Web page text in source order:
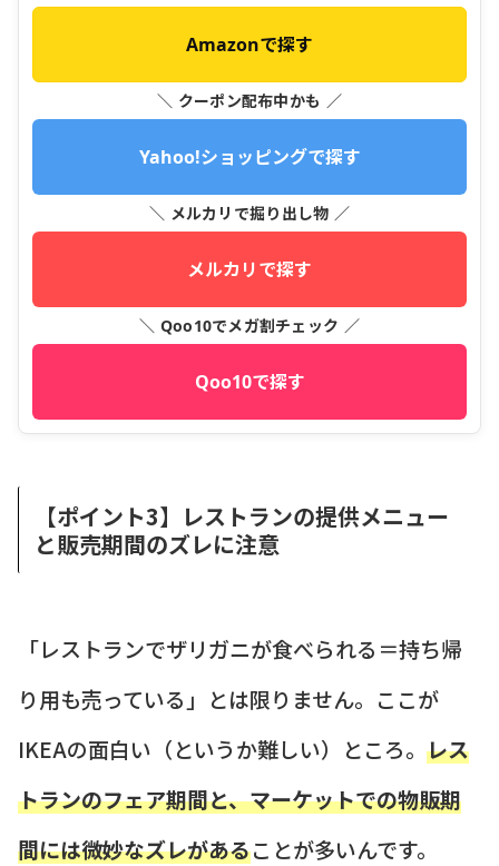
Amazonで探す
＼ クーポン配布中かも ／
Yahoo!ショッピングで探す
＼ メルカリで掘り出し物 ／
メルカリで探す
＼ Qoo10でメガ割チェック ／
Qoo10で探す
【ポイント3】レストランの提供メニュー
と販売期間のズレに注意
「レストランでザリガニが食べられる＝持ち帰
り用も売っている」とは限りません。ここが
IKEAの面白い（というか難しい）ところ。 レス
トランのフェア期間と、マーケットでの物販期
間には微妙なズレがあることが多いんです。